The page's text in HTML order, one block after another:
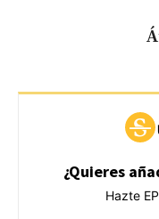
¿Quieres
Hazte